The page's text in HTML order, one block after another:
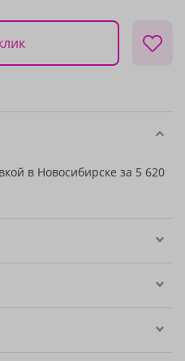
в Новосибирске за 5 620